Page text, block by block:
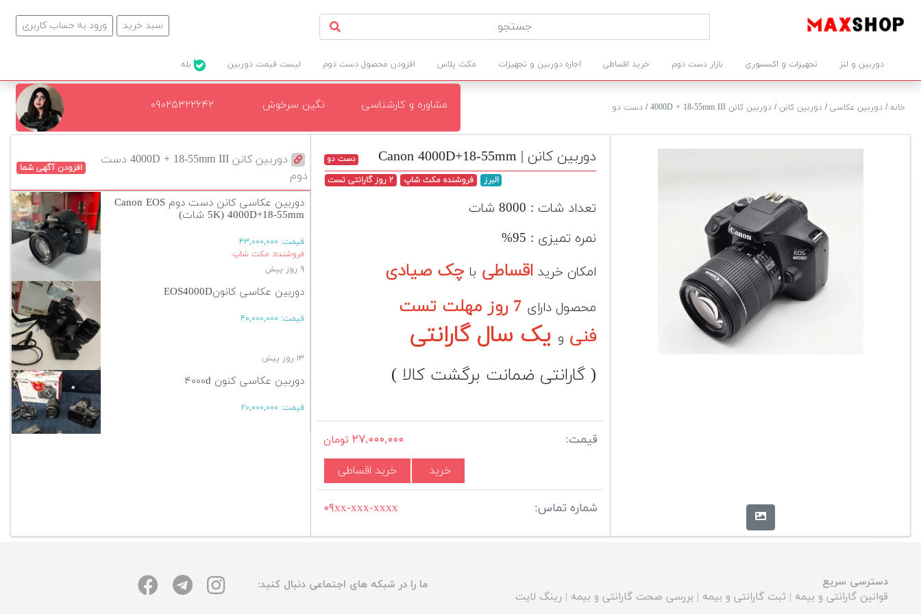
ورود به حساب کاربری سبد خرید
دوربین و لنز تجهیزات و اکسسوری بازار دست دوم خرید اقساطی اجاره دوربین و تجهیزات مکث پلاس افزودن محصول دست دوم لیست قیمت دوربین
خانه/ دوربین عکاسی/ دوربین کانن/ دوربین کانن 4000D + 18-55mm III / دست دو مشاوره و کارشناسی نگین سرخوش ۰۹۰۲۵۳۲۲۶۴۲
دوربین کانن 4000D + 18-55mm III دست
دوم
افزودن آگهی شما
دوربین عکاسی کانن دست دوم Canon EOS
4000D+18-55mm (5K شات)
قیمت: ۴۳,۰۰۰,۰۰۰
فروشنده: مکث شاپ
۹ روز پیش
دوربین عکاسی کانونEOS4000D
قیمت: ۴۰,۰۰۰,۰۰۰
۱۳ روز پیش
دوربین عکاسی کنون ۴۰۰۰d
قیمت: ۲۰,۰۰۰,۰۰۰
دوربین کانن | Canon 4000D+18-55mm
دست دو
البرز
فروشنده مکث شاپ ۲ روز گارانتی تست
تعداد شات : 8000 شات
نمره تمیزی : 95%
امکان خرید اقساطی با چک صیادی
محصول دارای
7 روز مهلت تست
فنی و یک سال گارانتی
( گارانتی ضمانت برگشت کالا )
قیمت: ۲۷,۰۰۰,۰۰۰ تومان
خرید خرید اقساطی
شماره تماس: ۰۹xx-xxx-xxxx
دسترسی سریع
قوانین گارانتی و بیمه | ثبت گارانتی و بیمه | بررسی صحت گارانتی و بیمه | رینگ لایت
ما را در شبکه های اجتماعی دنبال کنید: